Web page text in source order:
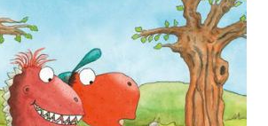
für Kinder ab 4